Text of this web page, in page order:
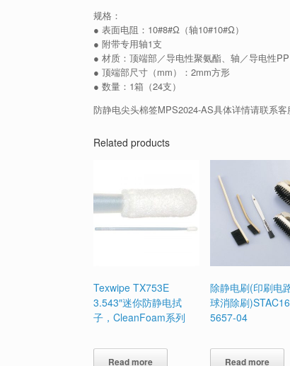
规格：
● 表面电阻：10#8#Ω（轴10#10#Ω）
● 附带专用轴1支
● 材质：顶端部／导电性聚氨酯、轴／导电性
● 顶端部尺寸（mm）：2mm方形
● 数量：1箱（24支）
防静电尖头棉签MPS2024-AS具体详情请联系客
Related products
Texwipe TX753E
3.543″迷你防静电拭
子，CleanFoam系列
Read more
除静电刷(印刷电
球消除刷
5657-04
Read more